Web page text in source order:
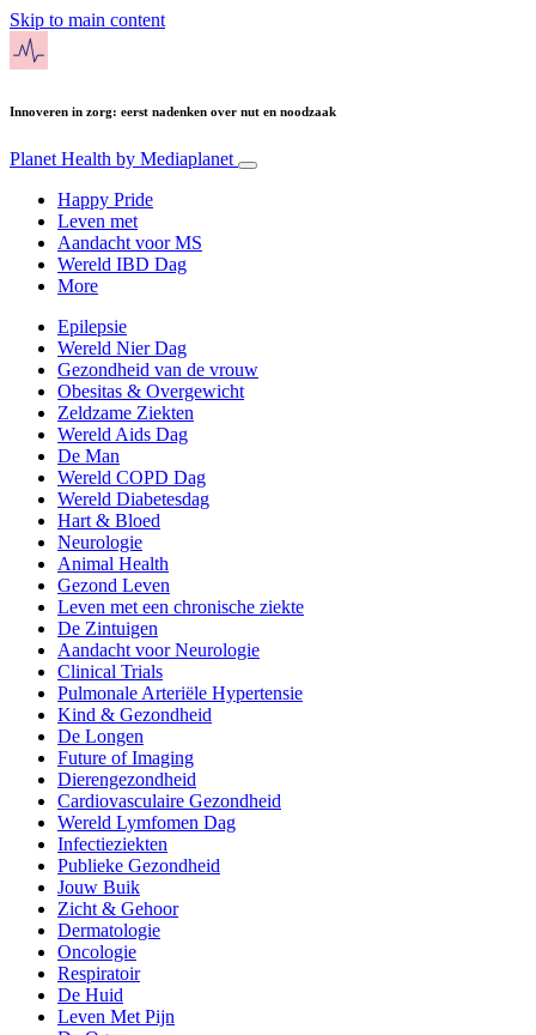
Skip to main content
Innoveren in zorg: eerst nadenken over nut en noodzaak
Planet Health by Mediaplanet
Happy Pride
Leven met
Aandacht voor MS
Wereld IBD Dag
More
Epilepsie
Wereld Nier Dag
Gezondheid van de vrouw
Obesitas & Overgewicht
Zeldzame Ziekten
Wereld Aids Dag
De Man
Wereld COPD Dag
Wereld Diabetesdag
Hart & Bloed
Neurologie
Animal Health
Gezond Leven
Leven met een chronische ziekte
De Zintuigen
Aandacht voor Neurologie
Clinical Trials
Pulmonale Arteriële Hypertensie
Kind & Gezondheid
De Longen
Future of Imaging
Dierengezondheid
Cardiovasculaire Gezondheid
Wereld Lymfomen Dag
Infectieziekten
Publieke Gezondheid
Jouw Buik
Zicht & Gehoor
Dermatologie
Oncologie
Respiratoir
De Huid
Leven Met Pijn